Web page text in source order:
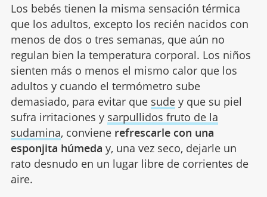
Los bebés tienen la misma sensación térmica
que los adultos, excepto los recién nacidos con
menos de dos o tres semanas, que aún no
regulan bien la temperatura corporal. Los niños
sienten más o menos el mismo calor que los
adultos y cuando el termómetro sube
demasiado, para evitar que sudey que su piel
sufra irritaciones y sarpullidos fruto de la
sudamina, conviene refrescarle con una
esponjita húmeda y, una vez seco, dejarle un
rato desnudo en un lugar libre de corrientes de
aire.